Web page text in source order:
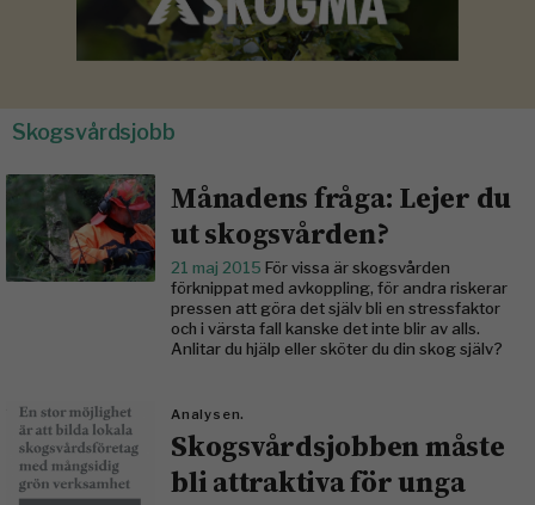
Skogsvårdsjobb
Månadens fråga: Lejer du
ut skogsvården?
21 maj 2015 För vissa är skogsvården
förknippat med avkoppling, för andra riskerar
pressen att göra det själv bli en stressfaktor
och i värsta fall kanske det inte blir av alls.
Anlitar du hjälp eller sköter du din skog själv?
Analysen.
Skogsvårdsjobben måste
bli attraktiva för unga